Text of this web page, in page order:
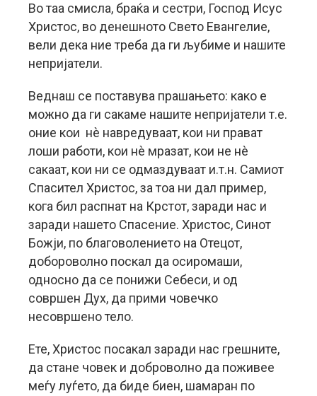
Во таа смисла, браќа и сестри, Господ Исус
Христос, во денешното Свето Евангелие,
вели дека ние треба да ги љубиме и нашите
непријатели.
Веднаш се поставува прашањето: како е
можно да ги сакаме нашите непријатели т.е.
оние кои нè навредуваат, кои ни прават
лоши работи, кои нè мразат, кои не нè
сакаат, кои ни се одмаздуваат и.т.н. Самиот
Спасител Христос, за тоа ни дал пример,
кога бил распнат на Крстот, заради нас и
заради нашето Спасение. Христос, Синот
Божји, по благоволението на Отецот,
добороволно поскал да осиромаши,
односно да се понижи Себеси, и од
совршен Дух, да прими човечко
несовршено тело.
Ете, Христос посакал заради нас грешните,
да стане човек и доброволно да поживее
меѓу луѓето, да биде биен, шамаран по